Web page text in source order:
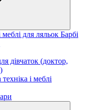
для ляльок Барбі
дівчаток (доктор,
і меблі